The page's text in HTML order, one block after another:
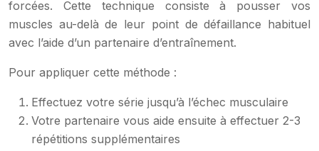
forcées. Cette technique consiste à pousser vos
muscles au-delà de leur point de défaillance habituel
avec l’aide d’un partenaire d’entraînement.
Pour appliquer cette méthode :
Effectuez votre série jusqu’à l’échec musculaire
Votre partenaire vous aide ensuite à effectuer 2-3
répétitions supplémentaires